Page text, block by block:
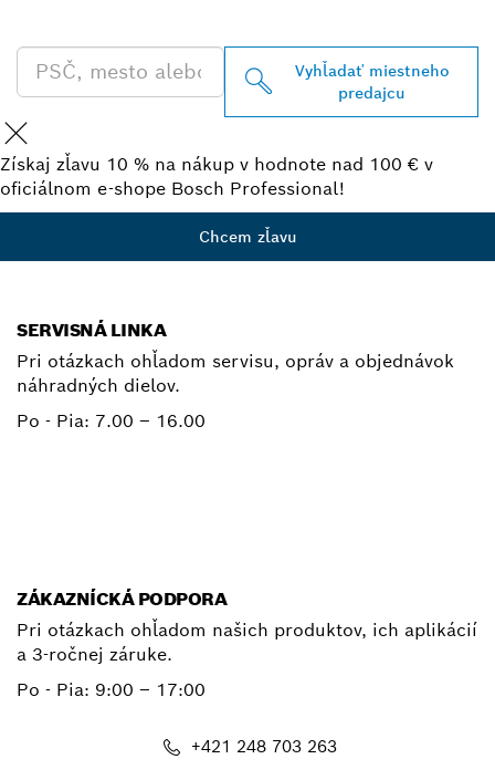
Vyhľadať miestneho
predajcu
Získaj zľavu 10 % na nákup v hodnote nad 100 € v
oficiálnom e-shope Bosch Professional!
Chcem zľavu
SERVISNÁ LINKA
Pri otázkach ohľadom servisu, opráv a objednávok
náhradných dielov.
Po - Pia: 7.00 – 16.00
ZÁKAZNÍCKÁ PODPORA
Pri otázkach ohľadom našich produktov, ich aplikácií
a 3-ročnej záruke.
Po - Pia: 9:00 – 17:00
+421 248 703 263